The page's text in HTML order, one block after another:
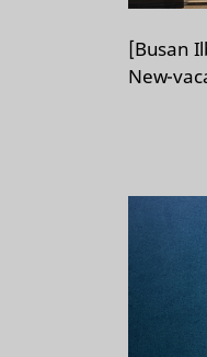
[Busan
New-